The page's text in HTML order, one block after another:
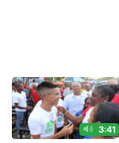
3:41